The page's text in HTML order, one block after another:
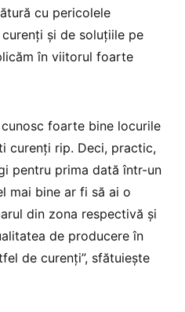
cu pericolele
și de soluțiile pe
în viitorul foarte
foarte bine locurile
curenți rip. Deci, practic,
pentru prima dată într-un
mai bine ar fi să ai o
din zona respectivă și
de producere în
de curenți”, sfătuiește